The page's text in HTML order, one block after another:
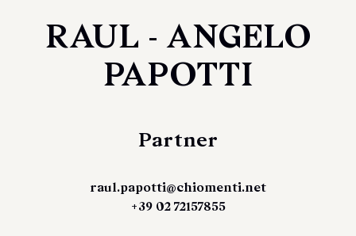
RAUL - ANGELO
PAPOTTI
Partner
raul.papotti@chiomenti.net
+39 02 72157855